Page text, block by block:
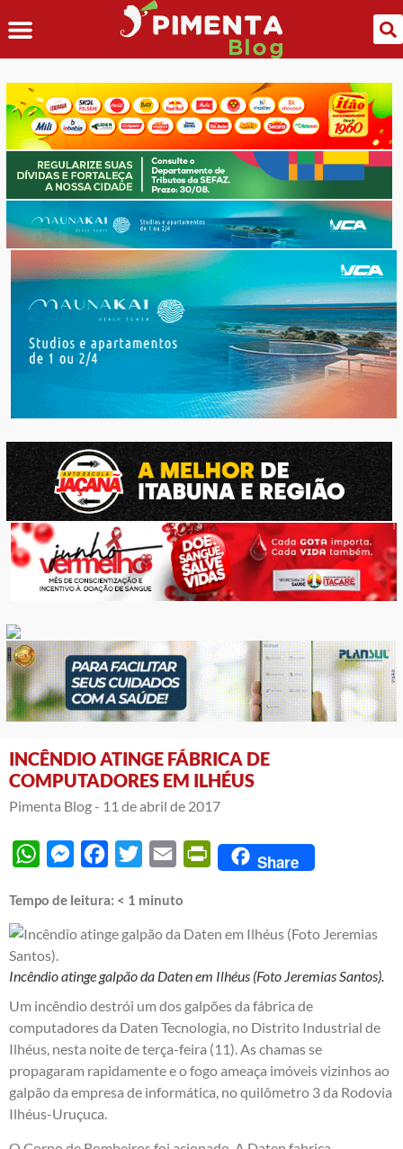
INCÊNDIO ATINGE FÁBRICA DE
COMPUTADORES EM ILHÉUS
Pimenta Blog - 11 de abril de 2017
WhatsAppMessengerFacebook
Twitter Email PrintFriendly
Share
Tempo de leitura: < 1 minuto
Incêndio atinge galpão da Daten em Ilhéus (Foto Jeremias Santos).
Um incêndio destrói um dos galpões da fábrica de
computadores da Daten Tecnologia, no Distrito Industrial de
Ilhéus, nesta noite de terça-feira (11). As chamas se
propagaram rapidamente e o fogo ameaça​ imóveis vizinhos ao
galpão da empresa de informática, no quilômetro 3 da Rodovia
Ilhéus-Uruçuca.